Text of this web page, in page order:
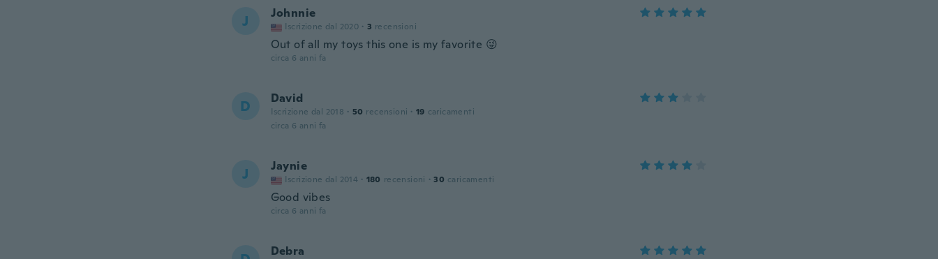
J Johnnie
Iscrizione dal 2020 · 3 recensioni
Out of all my toys this one is my favorite 😜
circa 6 anni fa
D David
Iscrizione dal 2018 · 50 recensioni · 19 caricamenti
circa 6 anni fa
J Jaynie
Iscrizione dal 2014 · 180 recensioni · 30 caricamenti
Good vibes
circa 6 anni fa
Debra